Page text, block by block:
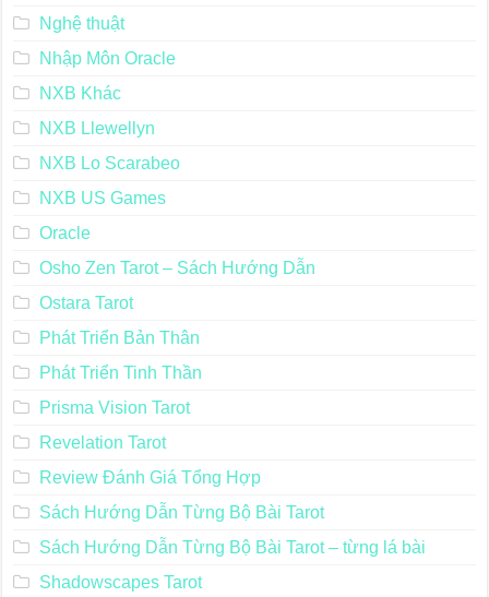
Nghệ thuật
Nhập Môn Oracle
NXB Khác
NXB Llewellyn
NXB Lo Scarabeo
NXB US Games
Oracle
Osho Zen Tarot – Sách Hướng Dẫn
Ostara Tarot
Phát Triển Bản Thân
Phát Triển Tinh Thần
Prisma Vision Tarot
Revelation Tarot
Review Đánh Giá Tổng Hợp
Sách Hướng Dẫn Từng Bộ Bài Tarot
Sách Hướng Dẫn Từng Bộ Bài Tarot – từng lá bài
Shadowscapes Tarot